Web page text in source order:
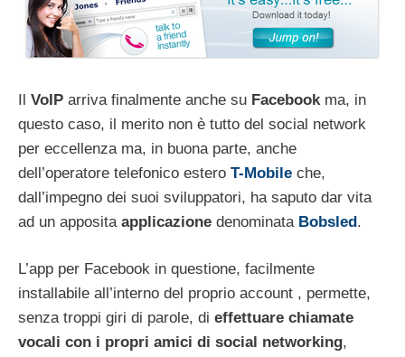
Il VoIP arriva finalmente anche su Facebook ma, in
questo caso, il merito non è tutto del social network
per eccellenza ma, in buona parte, anche
dell’operatore telefonico estero T-Mobile che,
dall’impegno dei suoi sviluppatori, ha saputo dar vita
ad un apposita applicazione denominata Bobsled.
L’app per Facebook in questione, facilmente
installabile all’interno del proprio account , permette,
senza troppi giri di parole, di effettuare chiamate
vocali con i propri amici di social networking,